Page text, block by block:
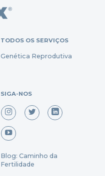
TODOS OS SERVIÇOS
Genética Reprodutiva
SIGA-NOS
Blog: Caminho da
Fertilidade